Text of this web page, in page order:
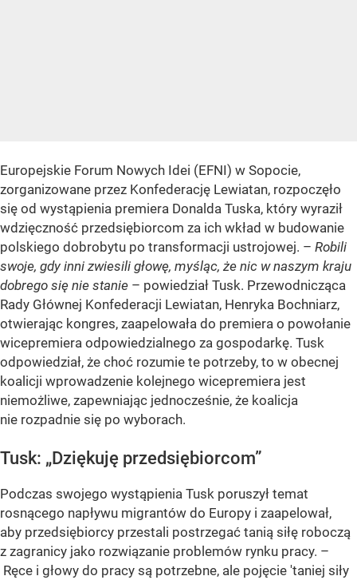
Europejskie Forum Nowych Idei (EFNI) w Sopocie,
zorganizowane przez Konfederację Lewiatan, rozpoczęło
się od wystąpienia premiera Donalda Tuska, który wyraził
wdzięczność przedsiębiorcom za ich wkład w budowanie
polskiego dobrobytu po transformacji ustrojowej. – Robili
swoje, gdy inni zwiesili głowę, myśląc, że nic w naszym kraju
dobrego się nie stanie – powiedział Tusk. Przewodnicząca
Rady Głównej Konfederacji Lewiatan, Henryka Bochniarz,
otwierając kongres, zaapelowała do premiera o powołanie
wicepremiera odpowiedzialnego za gospodarkę. Tusk
odpowiedział, że choć rozumie te potrzeby, to w obecnej
koalicji wprowadzenie kolejnego wicepremiera jest
niemożliwe, zapewniając jednocześnie, że koalicja
nie rozpadnie się po wyborach.
Tusk: „Dziękuję przedsiębiorcom”
Podczas swojego wystąpienia Tusk poruszył temat
rosnącego napływu migrantów do Europy i zaapelował,
aby przedsiębiorcy przestali postrzegać tanią siłę roboczą
z zagranicy jako rozwiązanie problemów rynku pracy. –
Ręce i głowy do pracy są potrzebne, ale pojęcie 'taniej siły